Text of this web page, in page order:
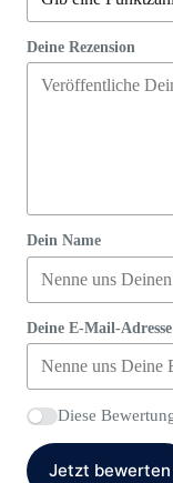
Deine Rezension
Dein Name
Deine E-Mail-Adresse
Diese
Jetzt bewerten